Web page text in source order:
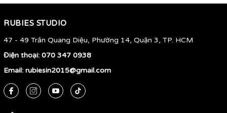
RUBIES STUDIO
47 - 49 Trần Quang Diệu, Phường 14, Quận 3, TP. HCM
Điện thoại: 070 347 0938
Email: rubiesin2015@gmail.com